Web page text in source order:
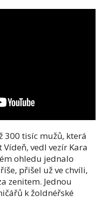
300 tisíc mužů, která
vedl vezír Kara
ohledu jednalo
přišel už ve chvíli,
zenitem. Jednou
k žoldnéřské